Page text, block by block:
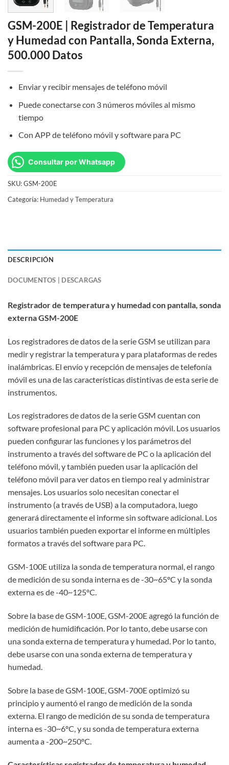
GSM-200E | Registrador de Temperatura
y Humedad con Pantalla, Sonda Externa,
500.000 Datos
Enviar y recibir mensajes de teléfono móvil
Puede conectarse con 3 números móviles al mismo
tiempo
Con APP de teléfono móvil y software para PC
Consultar por Whatsapp
SKU:GSM-200E
Categoría: Humedad y Temperatura
DESCRIPCIÓN
DOCUMENTOS | DESCARGAS
Registrador de temperatura y humedad con pantalla, sonda
externa GSM-200E
Los registradores de datos de la serie GSM se utilizan para
medir y registrar la temperatura y para plataformas de redes
inalámbricas. El envío y recepción de mensajes de telefonía
móvil es una de las características distintivas de esta serie de
instrumentos.
Los registradores de datos de la serie GSM cuentan con
software profesional para PC y aplicación móvil. Los usuarios
pueden configurar las funciones y los parámetros del
instrumento a través del software de PC o la aplicación del
teléfono móvil, y también pueden usar la aplicación del
teléfono móvil para ver datos en tiempo real y administrar
mensajes. Los usuarios solo necesitan conectar el
instrumento (a través de USB) a la computadora, luego
generará directamente el informe sin software adicional. Los
usuarios también pueden exportar el informe en múltiples
formatos a través del software para PC.
GSM-100E utiliza la sonda de temperatura normal, el rango
de medición de su sonda interna es de -30~65ºC y la sonda
externa es de -40~125ºC.
Sobre la base de GSM-100E, GSM-200E agregó la función de
medición de humidificación. Por lo tanto, debe usarse con
una sonda externa de temperatura y humedad. Por lo tanto,
debe usarse con una sonda externa de temperatura y
humedad.
Sobre la base de GSM-100E, GSM-700E optimizó su
principio y aumentó el rango de medición de la sonda
externa. El rango de medición de su sonda de temperatura
interna es -30~6ºC, y su sonda de temperatura externa
aumenta a -200~250ºC.